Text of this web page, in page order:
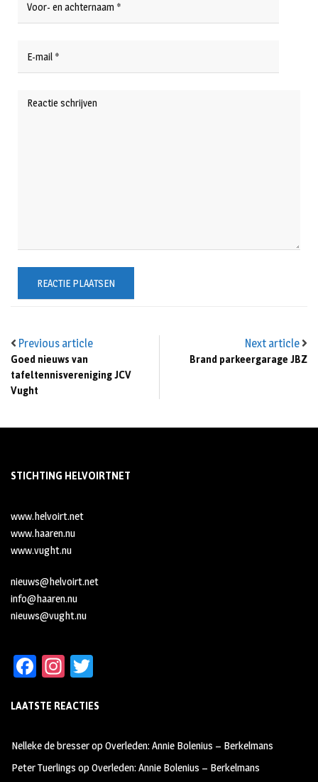
Previous article
Goed nieuws van
tafeltennisvereniging JCV
Vught
Next article
Brand parkeergarage JBZ
STICHTING HELVOIRTNET
www.helvoirt.net
www.haaren.nu
www.vught.nu
nieuws@helvoirt.net
info@haaren.nu
nieuws@vught.nu
Fa
b
oo
k
In
ag
m
tt
LAATSTE REACTIES
Nelleke de bresseropOverleden: Annie Bolenius – Berkelmans
Peter Tuerlings opOverleden: Annie Bolenius – Berkelmans